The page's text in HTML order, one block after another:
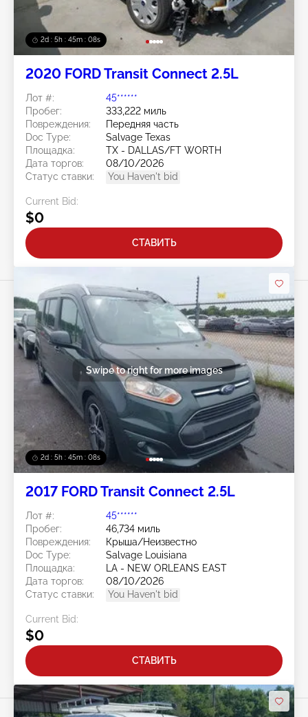
2d : 5h : 45m : 05s
2020 FORD Transit Connect 2.5L
Лот #:
45******
Пробег:
333,222 миль
Повреждения:
Передняя часть
Doc Type:
Salvage Texas
Площадка:
TX - DALLAS/FT WORTH
Дата торгов:
08/10/2026
Статус ставки:
You Haven't bid
Current Bid:
$0
СТАВИТЬ
2d : 5h : 45m : 05s
Swipe to right for more images
2017 FORD Transit Connect 2.5L
Лот #:
45******
Пробег:
46,734 миль
Повреждения:
Крыша/Неизвестно
Doc Type:
Salvage Louisiana
Площадка:
LA - NEW ORLEANS EAST
Дата торгов:
08/10/2026
Статус ставки:
You Haven't bid
Current Bid:
$0
СТАВИТЬ